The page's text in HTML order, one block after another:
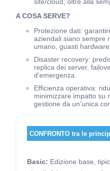
A COSA SERVE?
Protezione dati:
aziendali siano sempre
umano, guasti
Disaster recovery:
replica dei server,
d'emergenza.
Efficienza operativa:
minimizzare impatto su
gestione da un'unica
CONFRONTO tra le
Basic: Edizione base,